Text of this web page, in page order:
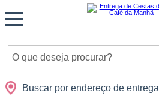
Buscar por endereço de entrega
Cidades Presentes Datas